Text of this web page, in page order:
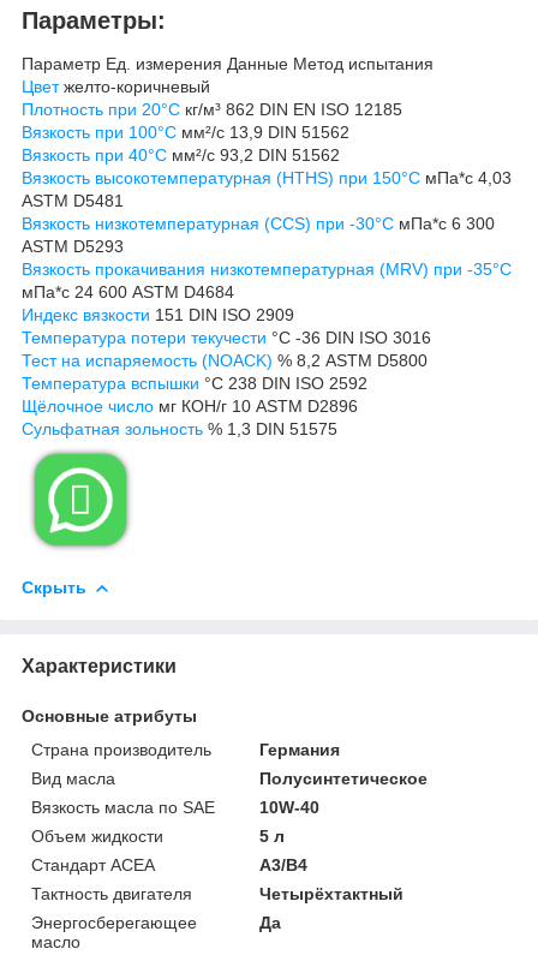
Параметры:
Параметр Ед. измерения Данные Метод испытания
Цветжелто-коричневый
Плотность при 20°C кг/м³ 862 DIN EN ISO 12185
Вязкость при 100°C мм²/с 13,9 DIN 51562
Вязкость при 40°C мм²/с 93,2 DIN 51562
Вязкость высокотемпературная (HTHS) при 150°C мПа*с 4,03
ASTM D5481
Вязкость низкотемпературная (CCS) при -30°C мПа*с 6 300
ASTM D5293
Вязкость прокачивания низкотемпературная (MRV) при -35°C
мПа*с 24 600 ASTM D4684
Индекс вязкости 151 DIN ISO 2909
Температура потери текучести °C -36 DIN ISO 3016
Тест на испаряемость (NOACK) % 8,2 ASTM D5800
Температура вспышки °C 238 DIN ISO 2592
Щёлочное число мг КОН/г 10 ASTM D2896
Сульфатная зольность % 1,3 DIN 51575

Скрыть
Характеристики
Основные атрибуты
Страна производитель
Германия
Вид масла
Полусинтетическое
Вязкость масла по SAE
10W-40
Объем жидкости
5 л
Стандарт ACEA
A3/B4
Тактность двигателя
Четырёхтактный
Энергосберегающее
масло
Да